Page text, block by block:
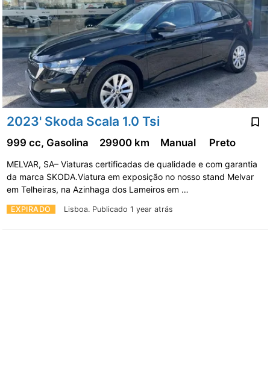
2023' Skoda Scala 1.0 Tsi
EXPIRADO Lisboa. Publicado 1 year atrás
999 cc, Gasolina 29900 km Manual Preto
MELVAR, SA– Viaturas certificadas de qualidade e com garantia
da marca SKODA.Viatura em exposição no nosso stand Melvar
em Telheiras, na Azinhaga dos Lameiros em …